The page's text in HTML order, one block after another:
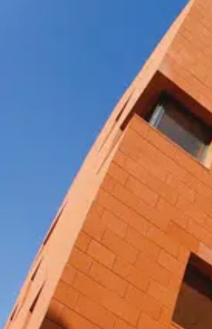
Revendiquer
Vous avez une formation à organiser, une
produit, un entretien de recrutement, une
en même temps un endroit facilement accessible
Découvrez les avantages de la location de nos
Club Lille, pour une heure, une demi-journée,
Nous vous proposons un cadre de travail
m², avec : des bureaux de 13 à 24 m², 2 salles
25 personnes, fonctionnelles et adaptables, 2
détente avec distributeur de boissons, 1 espace
Implanté entre le centre historique et commercial
BURO Club est situé face à la gare Lille
directions) et à 300 mètres de la gare Lille
minutes du périphérique, qui dessert toutes les
également à 15 minutes de l’aéroport Lille-
grâce au TGV, le centre est à 50 minutes de